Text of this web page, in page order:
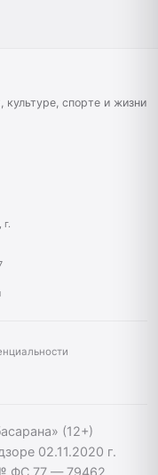
культуре, спорте и жизни
г.
(12+)
02.11.2020 г.